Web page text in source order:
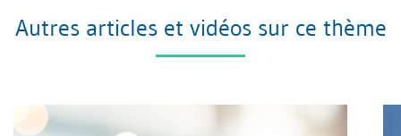
Autres articles et vidéos sur ce thème